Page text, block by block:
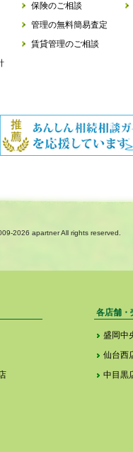
保険のご相談
管理の無料簡易査定
賃貸管理のご相談
2026 apartner All rights reserved.
各店舗・
盛岡中
仙台西
中目黒